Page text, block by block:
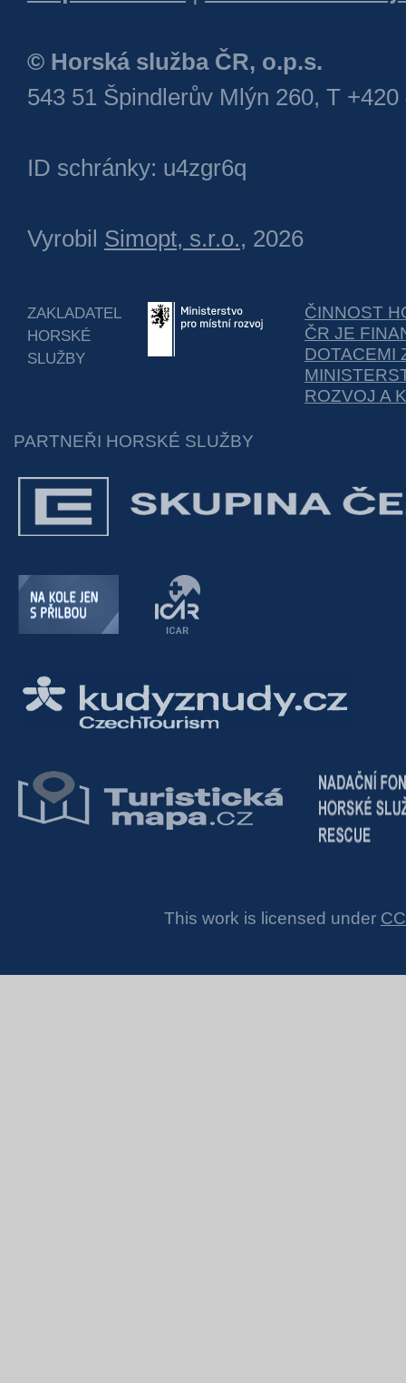
© Horská služba ČR, o.p.s.
543 51 Špindlerův Mlýn 260, T +420
ID schránky: u4zgr6q
Vyrobil Simopt, s.r.o., 2026
ZAKLADATEL
HORSKÉ
SLUŽBY
ČINNOST
ČR JE
DOTACEMI
ROZVOJ A
PARTNEŘI HORSKÉ SLUŽBY
This work is licensed under